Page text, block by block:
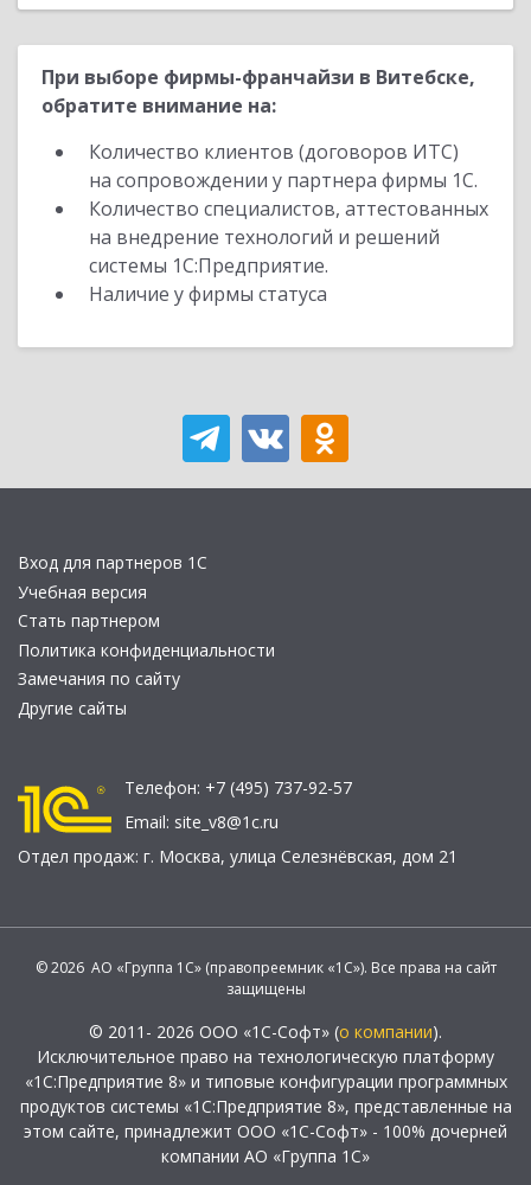
При выборе фирмы-франчайзи в Витебске,
обратите внимание на:
Количество клиентов (договоров ИТС)
на сопровождении у партнера фирмы 1С.
Количество специалистов, аттестованных
на внедрение технологий и решений
системы 1С:Предприятие.
Наличие у фирмы статуса
Вход для партнеров 1С
Учебная версия
Стать партнером
Политика конфиденциальности
Замечания по сайту
Другие сайты
Телефон: +7 (495) 737-92-57
Email: site_v8@1c.ru
Отдел продаж: г. Москва, улица Селезнёвская, дом 21
© 2026 АО «Группа 1С» (правопреемник «1С»). Все права на сайт
защищены
© 2011- 2026 ООО «1С-Софт» (о компании).
Исключительное право на технологическую платформу
«1С:Предприятие 8» и типовые конфигурации программных
продуктов системы «1С:Предприятие 8», представленные на
этом сайте, принадлежит ООО «1С-Софт» - 100% дочерней
компании АО «Группа 1С»